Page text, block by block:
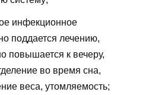
инфекционное
поддается лечению,
повышается к вечеру,
во время сна,
веса, утомляемость;